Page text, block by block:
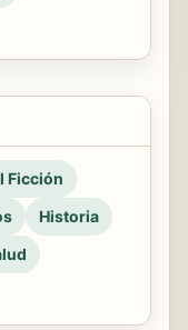
Ficción
Historia